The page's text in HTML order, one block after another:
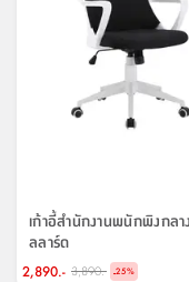
เก้าอี้สำนักงานพนักพิงกลา
ลลาร์ด
2,890.- 3,890.- -25%